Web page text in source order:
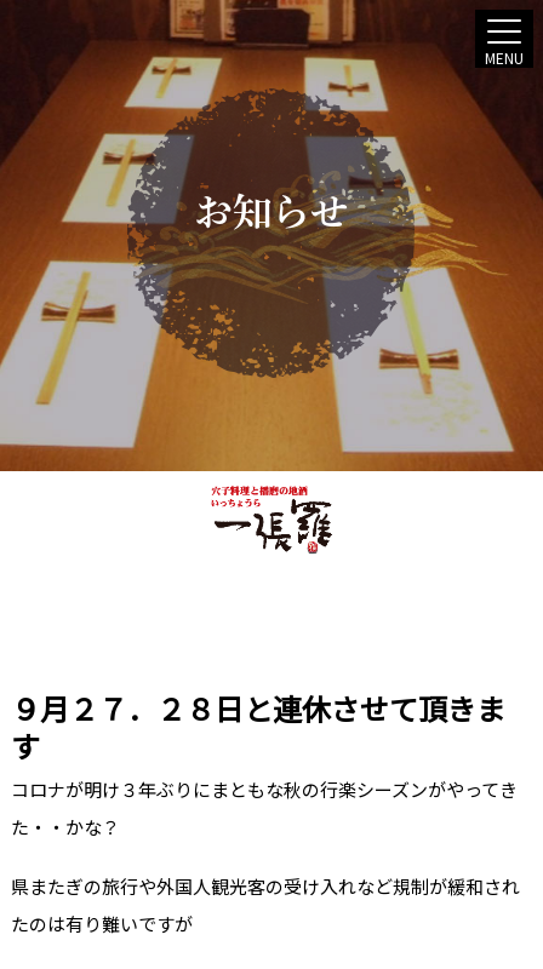
お知らせ
MENU
９月２７．２８日と連休させて頂きま
す
コロナが明け３年ぶりにまともな秋の行楽シーズンがやってき
た・・かな？
県またぎの旅行や外国人観光客の受け入れなど規制が緩和され
たのは有り難いですが